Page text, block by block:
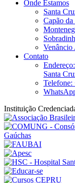
Onde Estamos
Santa
Capão da
Venâncio
Contato
Santa
Telefone:
Instituição